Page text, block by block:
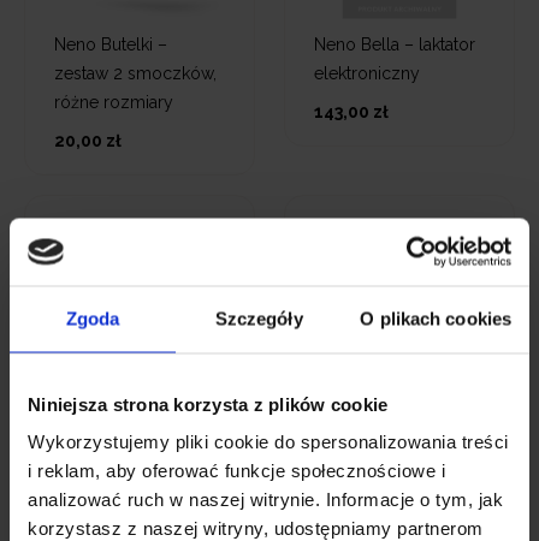
Zgoda Szczegóły O plikach cookies
Niniejsza strona korzysta z plików cookie
Wykorzystujemy pliki cookie do spersonalizowania treści
i reklam, aby oferować funkcje społecznościowe i
analizować ruch w naszej witrynie. Informacje o tym, jak
korzystasz z naszej witryny, udostępniamy partnerom
Neno Butelki –
zestaw 2 smoczków,
różne rozmiary
20,00 zł
Neno Bella – laktator
elektroniczny
143,00 zł
Neno Uno –
bezprzewodowy
laktator elektroniczny
149,00 zł
Neno Muszle – 2
139,00 zł